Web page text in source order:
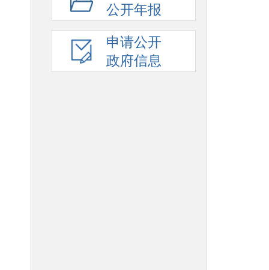
公开年报
申请公开
政府信息